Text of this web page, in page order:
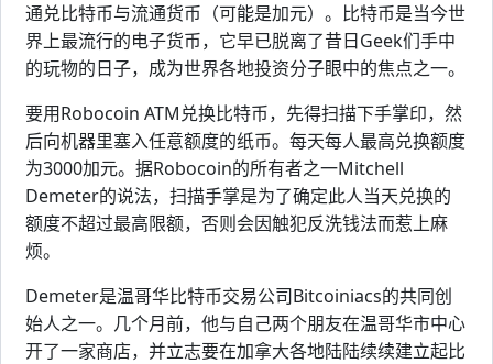
通兑比特币与流通货币（可能是加元）。比特币是当今世
界上最流行的电子货币，它早已脱离了昔日Geek们手中
的玩物的日子，成为世界各地投资分子眼中的焦点之一。
要用Robocoin ATM兑换比特币，先得扫描下手掌印，然
后向机器里塞入任意额度的纸币。每天每人最高兑换额度
为3000加元。据Robocoin的所有者之一Mitchell
Demeter的说法，扫描手掌是为了确定此人当天兑换的
额度不超过最高限额，否则会因触犯反洗钱法而惹上麻
烦。
Demeter是温哥华比特币交易公司Bitcoiniacs的共同创
始人之一。几个月前，他与自己两个朋友在温哥华市中心
开了一家商店，并立志要在加拿大各地陆陆续续建立起比